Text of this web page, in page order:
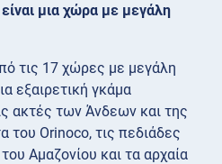
μια χώρα με μεγάλη
τις 17 χώρες με μεγάλη
εξαιρετική γκάμα
ακτές των Άνδεων και της
του Orinoco, τις πεδιάδες
Αμαζονίου και τα αρχαία